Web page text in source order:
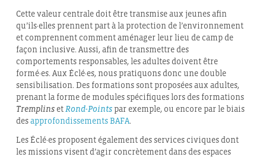
Cette valeur centrale doit être transmise aux jeunes afin
qu’ils·elles prennent part à la protection de l’environnement
et comprennent comment aménager leur lieu de camp de
façon inclusive. Aussi, afin de transmettre des
comportements responsables, les adultes doivent être
formé·es. Aux Éclé·es, nous pratiquons donc une double
sensibilisation. Des formations sont proposées aux adultes,
prenant la forme de modules spécifiques lors des formations
Tremplinset Rond-Pointspar exemple, ou encore par le biais
desapprofondissements BAFA.
Les Éclé·es proposent également des services civiques dont
les missions visent d’agir concrètement dans des espaces